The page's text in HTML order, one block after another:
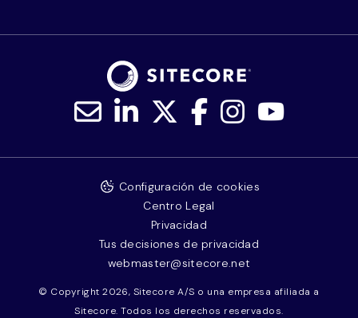
© Copyright 2026, Sitecore A/S o una empresa afiliada a
Sitecore. Todos los derechos reservados.
Configuración de cookies
Centro Legal
Privacidad
Tus decisiones de privacidad
webmaster@sitecore.net